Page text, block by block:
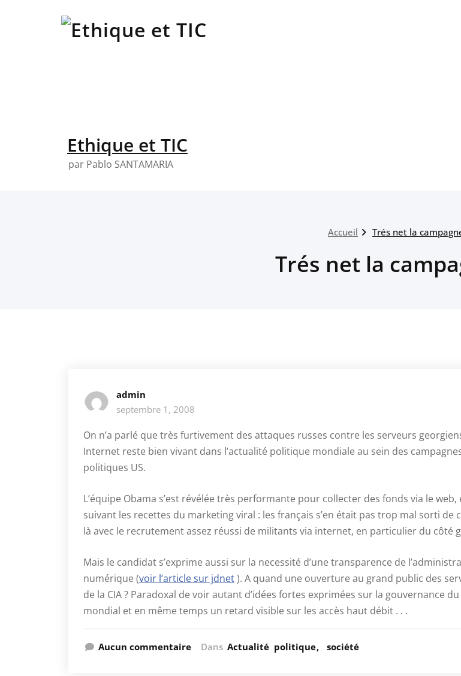
Ethique et TIC
par Pablo SANTAMARIA
Accueil Trés net la
Trés net la
admin
septembre 1, 2008
On n’a parlé que très furtivement des attaques russes contre les serveurs
Internet reste bien vivant dans l’actualité politique mondiale au sein des
politiques US.
L’équipe Obama s’est révélée très performante pour collecter des fonds via le web,
suivant les recettes du marketing viral : les français s’en était pas trop mal sorti de
là avec le recrutement assez réussi de militants via internet, en particulier du côté
Mais le candidat s’exprime aussi sur la necessité d’une transparence de
numérique (voir l’article sur jdnet). A quand une ouverture au grand public des
de la CIA ? Paradoxal de voir autant d’idées fortes exprimées sur la gouvernance
mondial et en même temps un retard visible sur les accès haut débit . . .
Aucun commentaire Dans Actualité politique société